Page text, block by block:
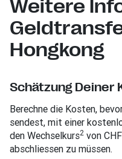
Weitere
Hongkong
Schätzung Deiner
Berechne die Kosten,
sendest, mit einer
den Wechselkurs2 von
abschliessen zu müssen.